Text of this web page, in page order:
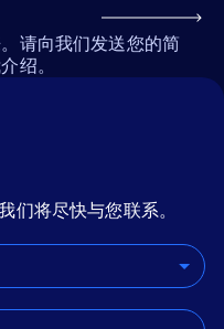
请向我们发送您的简
绍。
们将尽快与您联系。